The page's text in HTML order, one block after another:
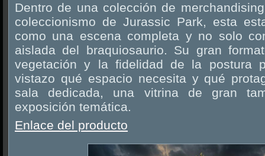
Dentro de una colección de
coleccionismo de Jurassic Park, esta
como una escena completa y no solo
aislada del braquiosaurio. Su gran
vegetación y la fidelidad de la postura
vistazo qué espacio necesita y qué
sala dedicada, una vitrina de gran
exposición temática.
Enlace del producto